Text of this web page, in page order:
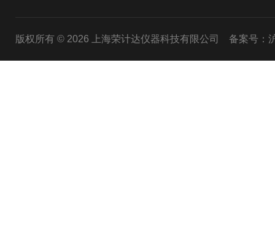
版权所有 © 2026 上海荣计达仪器科技有限公司 备案号：